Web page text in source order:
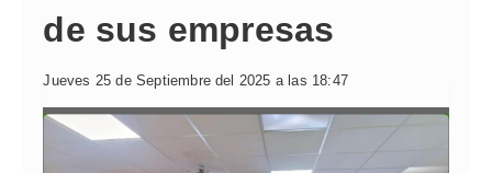
de sus empresas
Jueves 25 de Septiembre del 2025 a las 18:47